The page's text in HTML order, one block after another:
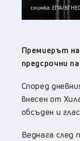
снимка: ЕПА/
Премиерът
предсрочни
Според
внесен от
обсъден и
Веднага след